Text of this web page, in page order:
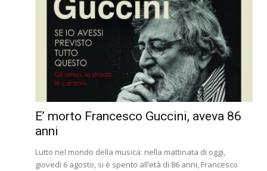
E’ morto Francesco Guccini, aveva 86
anni
Lutto nel mondo della musica: nella mattinata di oggi,
giovedì 6 agosto, si è spento all’età di 86 anni, Francesco